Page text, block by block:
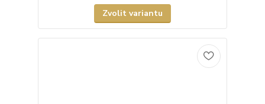
Zvolit variantu